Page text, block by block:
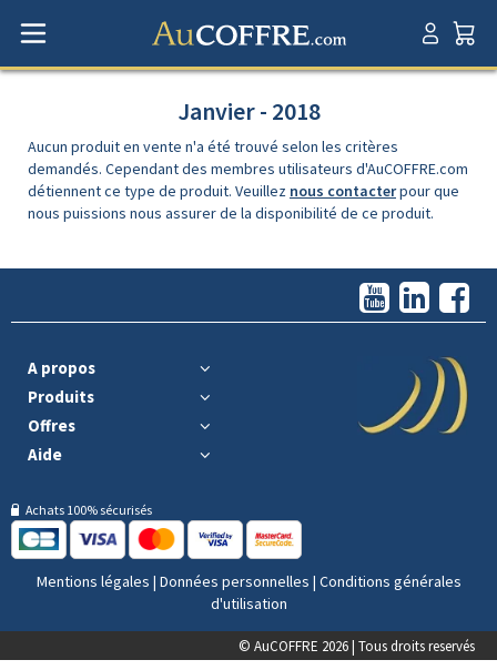
Janvier - 2018
Aucun produit en vente n'a été trouvé selon les critères
demandés. Cependant des membres utilisateurs d'AuCOFFRE.com
détiennent ce type de produit. Veuillez nous contacterpour que
nous puissions nous assurer de la disponibilité de ce produit.
A propos
Produits
Offres
Aide
Achats 100% sécurisés
Mentions légales | Données personnelles | Conditions générales
d'utilisation
© AuCOFFRE 2026 | Tous droits reservés